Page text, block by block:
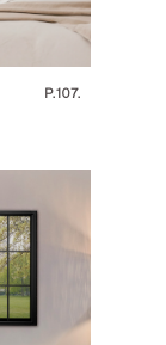
P.107.